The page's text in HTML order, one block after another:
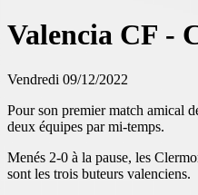
Valencia CF -
Vendredi 09/12/2022
Pour son premier match amical
deux équipes par mi-temps.
Menés 2-0 à la pause, les
sont les trois buteurs valenciens.